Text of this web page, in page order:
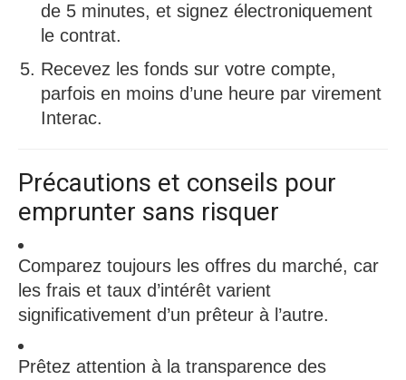
de 5 minutes, et signez électroniquement
le contrat.
Recevez les fonds sur votre compte,
parfois en moins d’une heure par virement
Interac.​
Précautions et conseils pour
emprunter sans risquer
Comparez toujours les offres du marché, car
les frais et taux d’intérêt varient
significativement d’un prêteur à l’autre.​
Prêtez attention à la transparence des